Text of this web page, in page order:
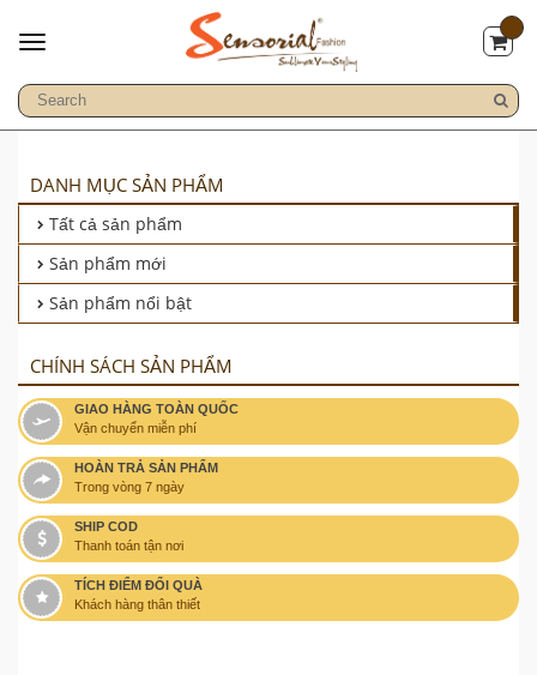
DANH MỤC SẢN PHẨM
Tất cả sản phẩm
Sản phẩm mới
Sản phẩm nổi bật
CHÍNH SÁCH SẢN PHẨM
GIAO HÀNG TOÀN QUỐC
Vận chuyển miễn phí
HOÀN TRẢ SẢN PHẨM
Trong vòng 7 ngày
SHIP COD
Thanh toán tận nơi
TÍCH ĐIỂM ĐỔI QUÀ
Khách hàng thân thiết